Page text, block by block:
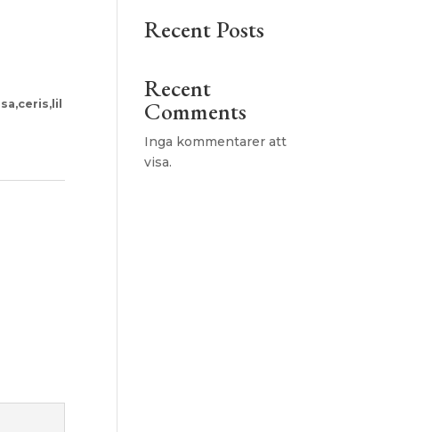
Recent Posts
Recent
Comments
Inga kommentarer att
visa.